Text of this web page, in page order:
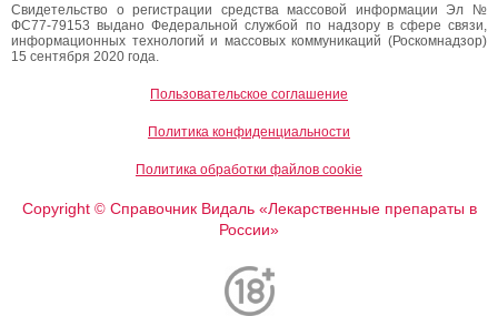
Свидетельство о регистрации средства массовой информации Эл №
ФС77-79153 выдано Федеральной службой по надзору в сфере связи,
информационных технологий и массовых коммуникаций (Роскомнадзор)
15 сентября 2020 года.
Пользовательское соглашение
Политика конфиденциальности
Политика обработки файлов cookie
Copyright ©Справочник Видаль «Лекарственные препараты в
России»